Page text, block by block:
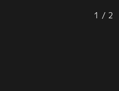
攻略について話し合うが、その場に
いるはずのロキシーの姿がなく…。
1